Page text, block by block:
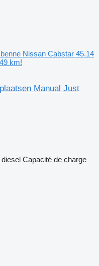
Nissan Cabstar 45.14
km!
Manual Just
diesel Capacité de charge